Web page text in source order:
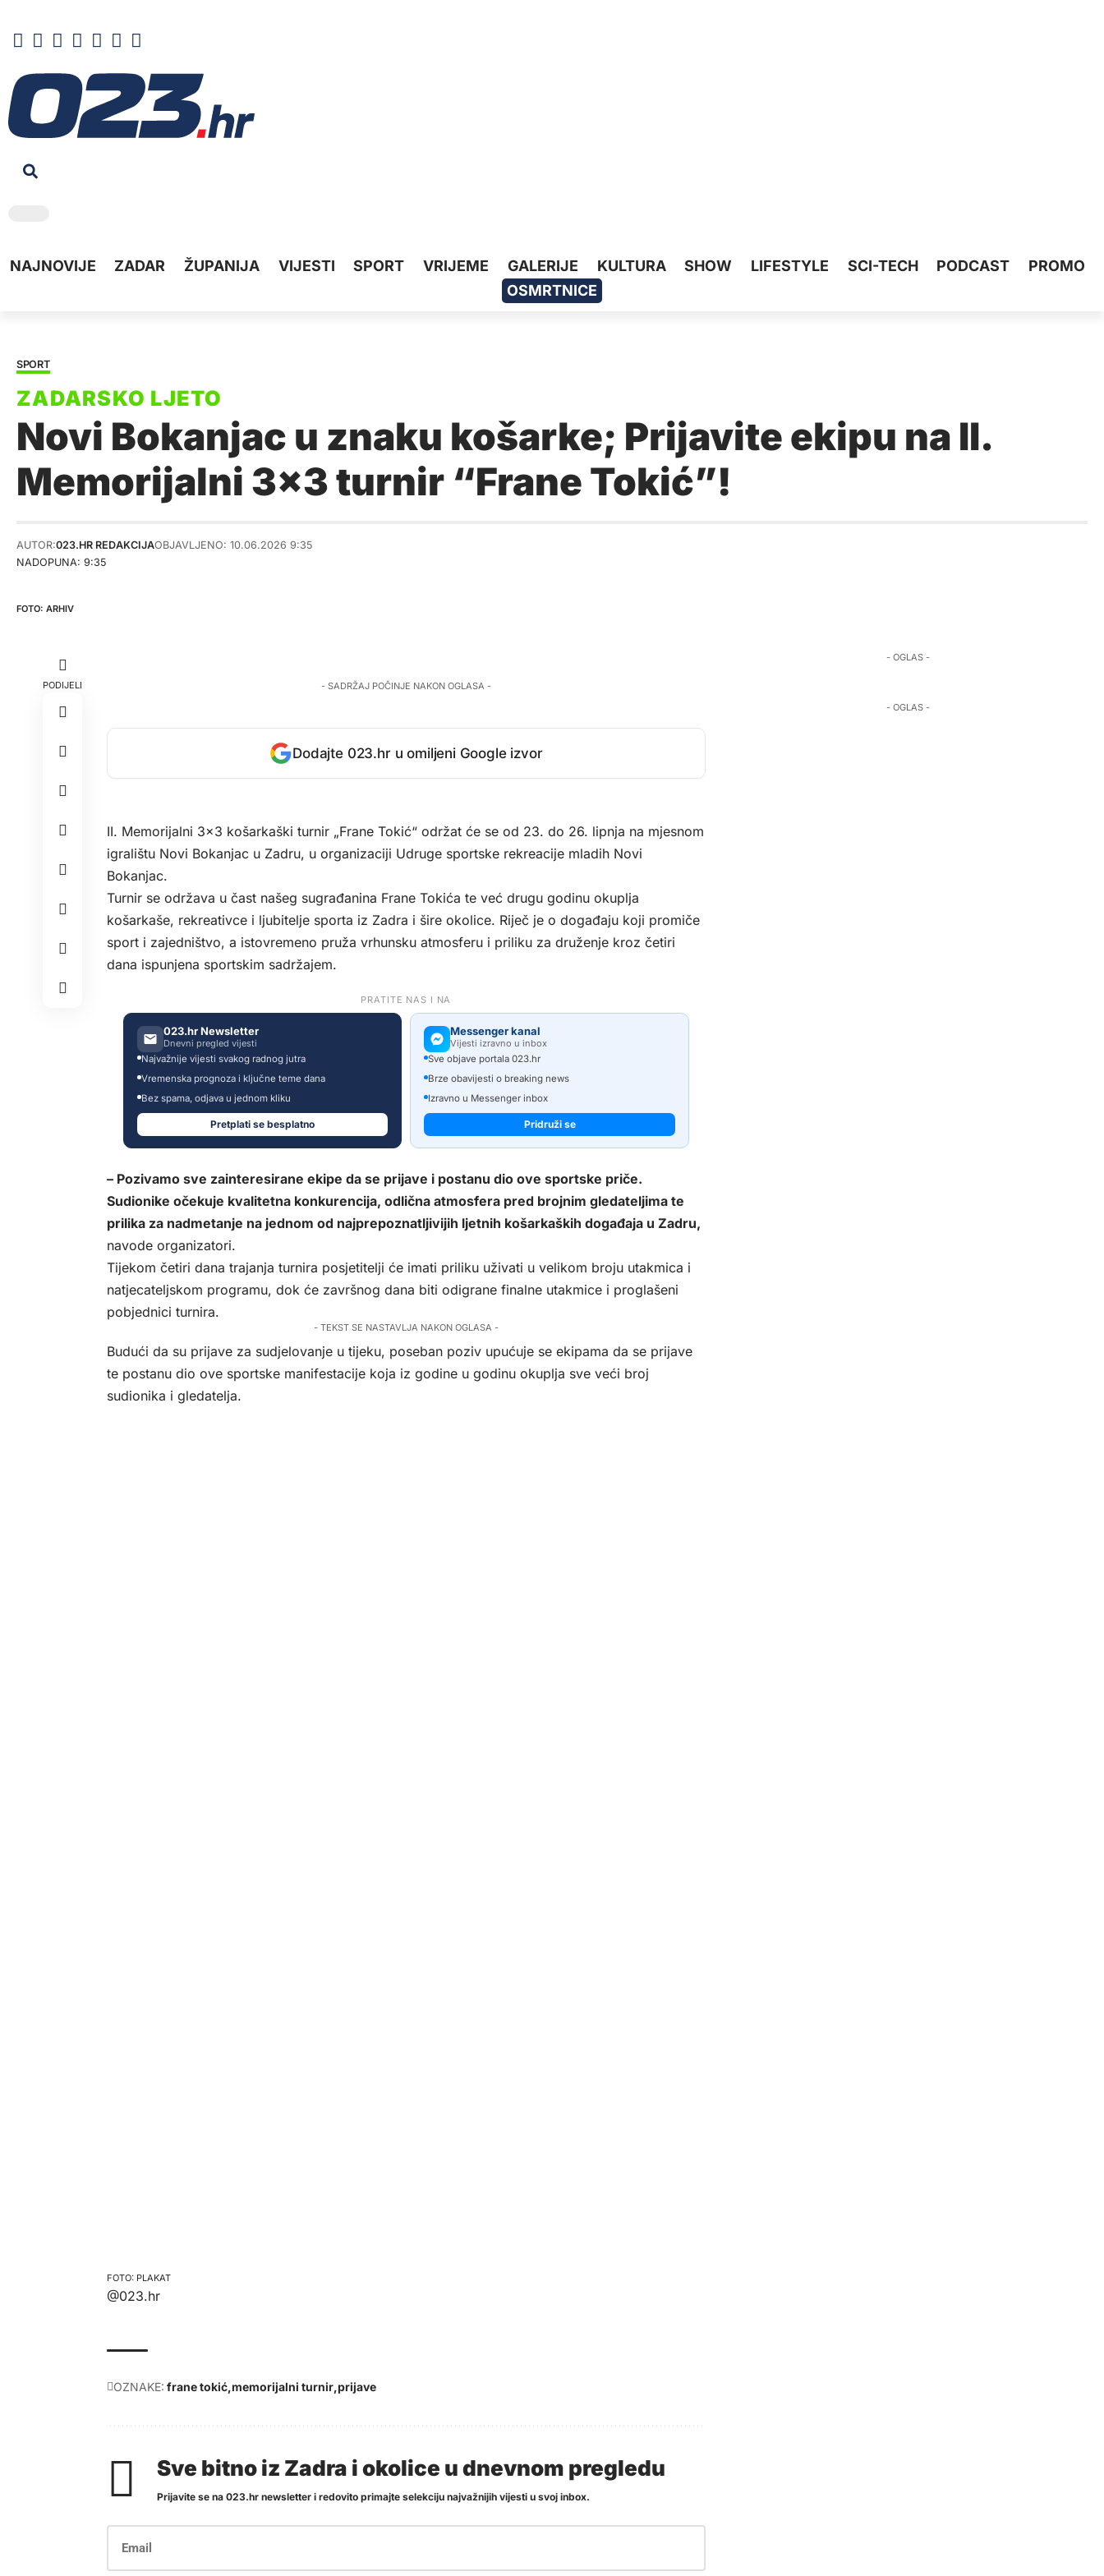
NAJNOVIJE ZADAR ŽUPANIJA VIJESTI SPORT VRIJEME GALERIJE KULTURA SHOW LIFESTYLE SCI-TECH PODCAST
PROMO
OSMRTNICE
SPORT
Novi Bokanjac u znaku košarke; Prijavite ekipu na II.
Memorijalni 3×3 turnir “Frane Tokić”!
NADOPUNA: 9:35
AUTOR:023.HR REDAKCIJAOBJAVLJENO: 10.06.2026 9:35
ARHIV
PODIJELI - SADRŽAJ POČINJE NAKON OGLASA -
Dodajte 023.hr u omiljeni Google izvor
II. Memorijalni 3×3 košarkaški turnir „Frane Tokić“ održat će se od 23. do 26. lipnja na mjesnom
igralištu Novi Bokanjac u Zadru, u organizaciji Udruge sportske rekreacije mladih Novi
Bokanjac.
Turnir se održava u čast našeg sugrađanina Frane Tokića te već drugu godinu okuplja
košarkaše, rekreativce i ljubitelje sporta iz Zadra i šire okolice. Riječ je o događaju koji promiče
sport i zajedništvo, a istovremeno pruža vrhunsku atmosferu i priliku za druženje kroz četiri
dana ispunjena sportskim sadržajem.
PRATITE NAS I NA
023.hr Newsletter
Dnevni pregled vijesti
Najvažnije vijesti svakog radnog jutra
Vremenska prognoza i ključne teme dana
Bez spama, odjava u jednom kliku
Pretplati se besplatno
Messenger kanal
Vijesti izravno u inbox
Sve objave portala 023.hr
Brze obavijesti o breaking news
Izravno u Messenger inbox
Pridruži se
– Pozivamo sve zainteresirane ekipe da se prijave i postanu dio ove sportske priče.
Sudionike očekuje kvalitetna konkurencija, odlična atmosfera pred brojnim gledateljima te
prilika za nadmetanje na jednom od najprepoznatljivijih ljetnih košarkaških događaja u Zadru,
navode organizatori.
Tijekom četiri dana trajanja turnira posjetitelji će imati priliku uživati u velikom broju utakmica i
natjecateljskom programu, dok će završnog dana biti odigrane finalne utakmice i proglašeni
pobjednici turnira.
- TEKST SE NASTAVLJA NAKON OGLASA -
Budući da su prijave za sudjelovanje u tijeku, poseban poziv upućuje se ekipama da se prijave
te postanu dio ove sportske manifestacije koja iz godine u godinu okuplja sve veći broj
sudionika i gledatelja.
PLAKAT
@023.hr
OZNAKE: frane tokić memorijalni turnir prijave
Sve bitno iz Zadra i okolice u dnevnom pregledu
Prijavite se na 023.hr newsletter i redovito primajte selekciju najvažnijih vijesti u svoj inbox.
- OGLAS -
- OGLAS -